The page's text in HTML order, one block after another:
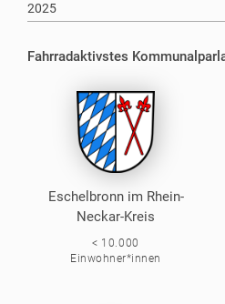
2025
Fahrradaktivstes
Eschelbronn im Rhein-
Neckar-Kreis
< 10.000
Einwohner*innen